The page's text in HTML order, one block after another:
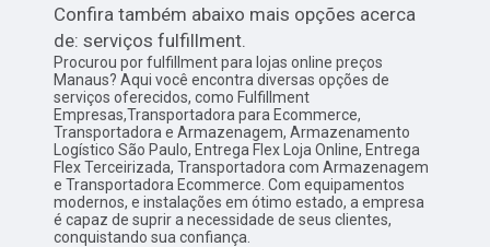
Confira também abaixo mais opções acerca
de: serviços fulfillment.
Procurou por fulfillment para lojas online preços
Manaus? Aqui você encontra diversas opções de
serviços oferecidos, como Fulfillment
Empresas,Transportadora para Ecommerce,
Transportadora e Armazenagem, Armazenamento
Logístico São Paulo, Entrega Flex Loja Online, Entrega
Flex Terceirizada, Transportadora com Armazenagem
e Transportadora Ecommerce. Com equipamentos
modernos, e instalações em ótimo estado, a empresa
é capaz de suprir a necessidade de seus clientes,
conquistando sua confiança.